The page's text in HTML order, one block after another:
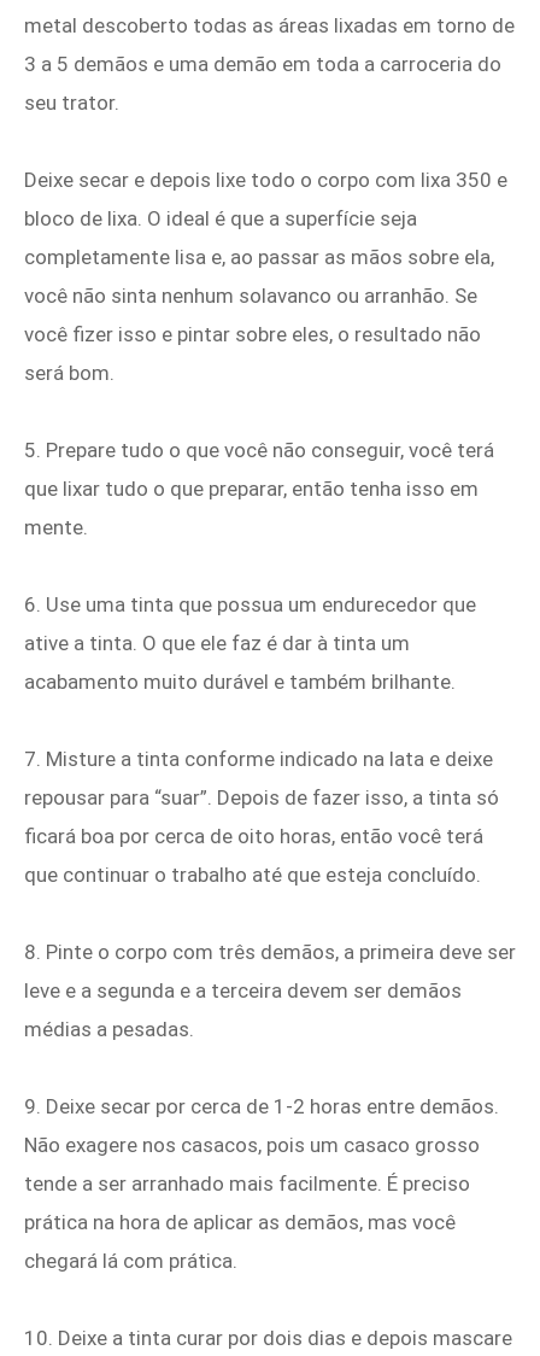
metal descoberto todas as áreas lixadas em torno de
3 a 5 demãos e uma demão em toda a carroceria do
seu trator.
Deixe secar e depois lixe todo o corpo com lixa 350 e
bloco de lixa. O ideal é que a superfície seja
completamente lisa e, ao passar as mãos sobre ela,
você não sinta nenhum solavanco ou arranhão. Se
você fizer isso e pintar sobre eles, o resultado não
será bom.
5. Prepare tudo o que você não conseguir, você terá
que lixar tudo o que preparar, então tenha isso em
mente.
6. Use uma tinta que possua um endurecedor que
ative a tinta. O que ele faz é dar à tinta um
acabamento muito durável e também brilhante.
7. Misture a tinta conforme indicado na lata e deixe
repousar para “suar”. Depois de fazer isso, a tinta só
ficará boa por cerca de oito horas, então você terá
que continuar o trabalho até que esteja concluído.
8. Pinte o corpo com três demãos, a primeira deve ser
leve e a segunda e a terceira devem ser demãos
médias a pesadas.
9. Deixe secar por cerca de 1-2 horas entre demãos.
Não exagere nos casacos, pois um casaco grosso
tende a ser arranhado mais facilmente. É preciso
prática na hora de aplicar as demãos, mas você
chegará lá com prática.
10. Deixe a tinta curar por dois dias e depois mascare